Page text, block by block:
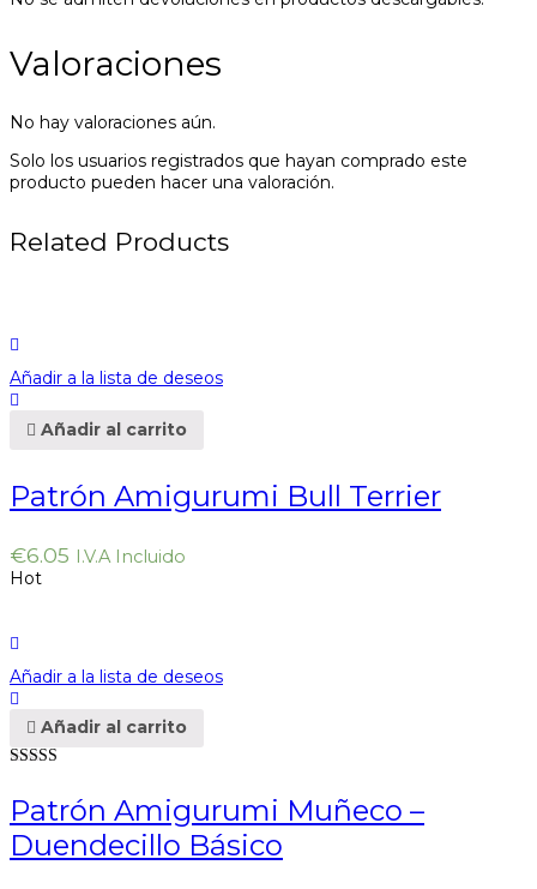
Valoraciones
No hay valoraciones aún.
Solo los usuarios registrados que hayan comprado este
producto pueden hacer una valoración.
Related Products
Añadir a la lista de deseos
Añadir al carrito
Patrón Amigurumi Bull Terrier
€6.05 I.V.A Incluido
Hot
Añadir a la lista de deseos
Añadir al carrito
5.00
Patrón Amigurumi Muñeco –
Duendecillo Básico